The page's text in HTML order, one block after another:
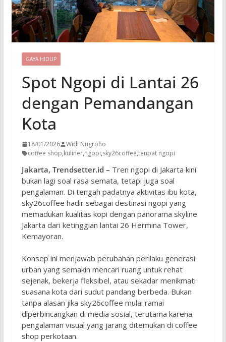
GAYA HIDUP
Spot Ngopi di Lantai 26
dengan Pemandangan
Kota
18/01/2026
Widi Nugroho
coffee shop,kuliner,ngopi,sky26coffee,tenpat ngopi
Jakarta, Trendsetter.id – Tren ngopi di Jakarta kini
bukan lagi soal rasa semata, tetapi juga soal
pengalaman. Di tengah padatnya aktivitas ibu kota,
sky26coffee hadir sebagai destinasi ngopi yang
memadukan kualitas kopi dengan panorama skyline
Jakarta dari ketinggian lantai 26 Hermina Tower,
Kemayoran.
Konsep ini menjawab perubahan perilaku generasi
urban yang semakin mencari ruang untuk rehat
sejenak, bekerja fleksibel, atau sekadar menikmati
suasana kota dari sudut pandang berbeda. Bukan
tanpa alasan jika sky26coffee mulai ramai
diperbincangkan di media sosial, terutama karena
pengalaman visual yang jarang ditemukan di coffee
shop perkotaan.